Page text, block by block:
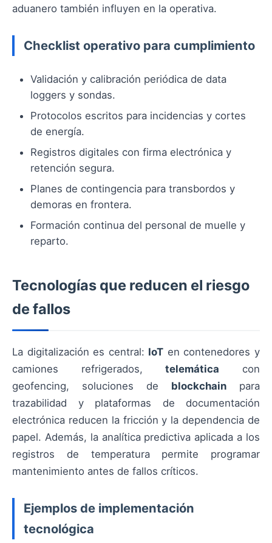
aduanero también influyen en la operativa.
Checklist operativo para cumplimiento
Validación y calibración periódica de data
loggers y sondas.
Protocolos escritos para incidencias y cortes
de energía.
Registros digitales con firma electrónica y
retención segura.
Planes de contingencia para transbordos y
demoras en frontera.
Formación continua del personal de muelle y
reparto.
Tecnologías que reducen el riesgo
de fallos
La digitalización es central: IoT en contenedores y
camiones refrigerados,telemática con
geofencing, soluciones de blockchain para
trazabilidad y plataformas de documentación
electrónica reducen la fricción y la dependencia de
papel. Además, la analítica predictiva aplicada a los
registros de temperatura permite programar
mantenimiento antes de fallos críticos.
Ejemplos de implementación
tecnológica